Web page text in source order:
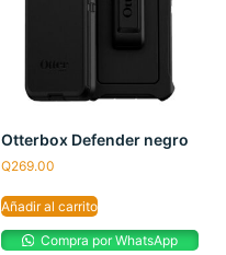
Otterbox Defender negro
Q269.00
Añadir al carrito
Compra por WhatsApp